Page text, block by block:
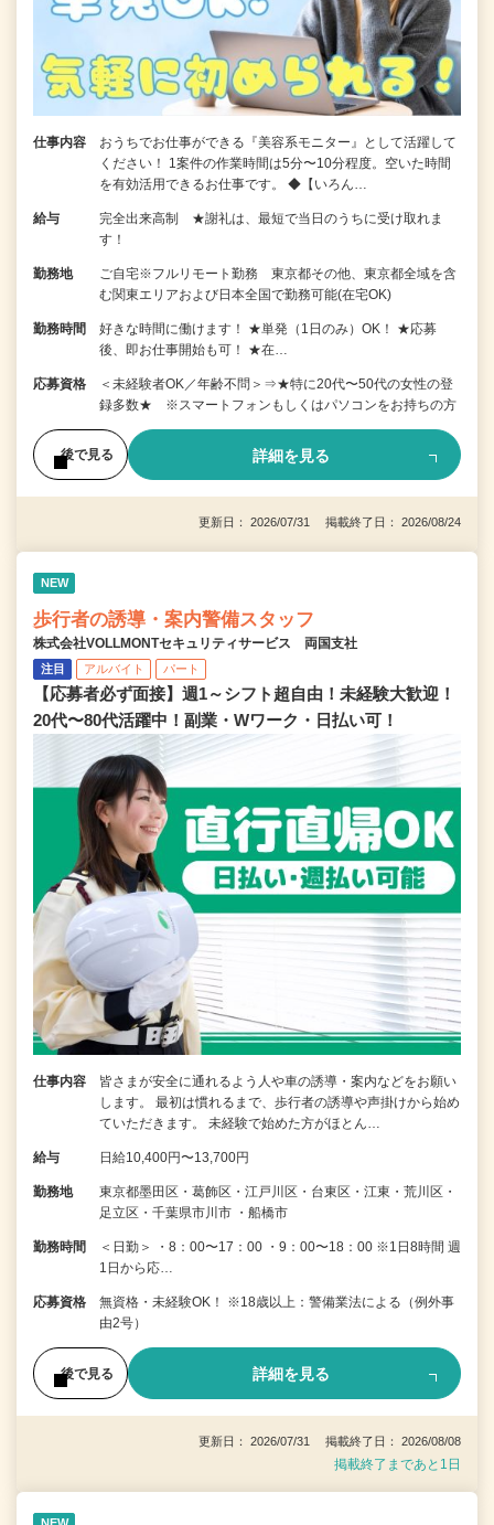
仕事内容
おうちでお仕事ができる『美容系モニター』として活躍して
ください！ 1案件の作業時間は5分〜10分程度。空いた時間
を有効活用できるお仕事です。 ◆【いろん…
給与
完全出来高制 ★謝礼は、最短で当日のうちに受け取れま
す！
勤務地
ご自宅※フルリモート勤務 東京都その他、東京都全域を含
む関東エリアおよび日本全国で勤務可能(在宅OK)
勤務時間
好きな時間に働けます！ ★単発（1日のみ）OK！ ★応募
後、即お仕事開始も可！ ★在…
応募資格
＜未経験者OK／年齢不問＞⇒★特に20代〜50代の女性の登
録多数★ ※スマートフォンもしくはパソコンをお持ちの方
後で見る 詳細を見る
更新日： 2026/07/31 掲載終了日： 2026/08/24
NEW
歩行者の誘導・案内警備スタッフ
株式会社VOLLMONTセキュリティサービス 両国支社
注目 アルバイト パート
【応募者必ず面接】週1～シフト超自由！未経験大歓迎！
20代〜80代活躍中！副業・Wワーク・日払い可！
仕事内容
皆さまが安全に通れるよう人や車の誘導・案内などをお願い
します。 最初は慣れるまで、歩行者の誘導や声掛けから始め
ていただきます。 未経験で始めた方がほとん…
給与 日給10,400円〜13,700円
勤務地
東京都墨田区・葛飾区・江戸川区・台東区・江東・荒川区・
足立区・千葉県市川市 ・船橋市
勤務時間
＜日勤＞ ・8：00〜17：00 ・9：00〜18：00 ※1日8時間 週
1日から応…
応募資格
無資格・未経験OK！ ※18歳以上：警備業法による（例外事
由2号）
後で見る 詳細を見る
更新日： 2026/07/31 掲載終了日： 2026/08/08
掲載終了まであと1日